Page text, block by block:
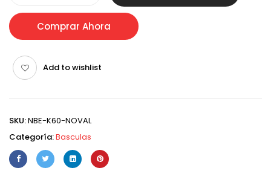
Comprar Ahora
Add to wishlist
SKU:NBE-K60-NOVAL
Categoría:Basculas